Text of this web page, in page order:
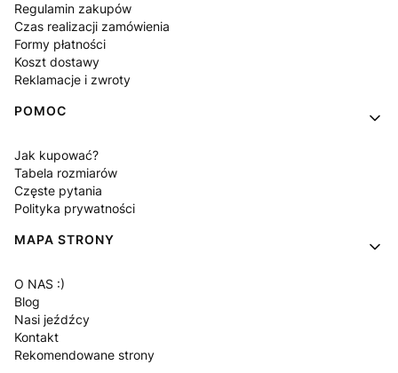
Regulamin zakupów
Czas realizacji zamówienia
Formy płatności
Koszt dostawy
Reklamacje i zwroty
POMOC
Jak kupować?
Tabela rozmiarów
Częste pytania
Polityka prywatności
MAPA STRONY
O NAS :)
Blog
Nasi jeźdźcy
Kontakt
Rekomendowane strony